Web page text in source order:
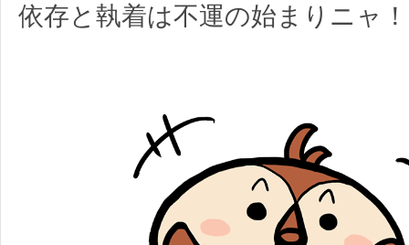
依存と執着は不運の始まりニャ！